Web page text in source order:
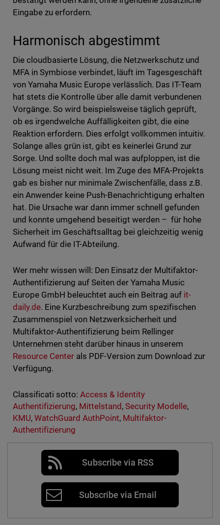
Eingabe zu erfordern.
Harmonisch abgestimmt
Die cloudbasierte Lösung, die Netzwerkschutz und
MFA in Symbiose verbindet, läuft im Tagesgeschäft
von Yamaha Music Europe verlässlich. Das IT-Team
hat stets die Kontrolle über alle damit verbundenen
Vorgänge. So wird beispielsweise täglich geprüft,
ob es irgendwelche Auffälligkeiten gibt, die eine
Reaktion erfordern. Dies erfolgt vollkommen intuitiv.
Solange alles grün ist, gibt es keinerlei Grund zur
Sorge. Und sollte doch mal was aufploppen, ist die
Lösung meist nicht weit. Im Zuge des MFA-Projekts
gab es bisher nur minimale Zwischenfälle, dass z.B.
ein Anwender keine Push-Benachrichtigung erhalten
hat. Die Ursache war dann immer schnell gefunden
und konnte umgehend beseitigt werden – für hohe
Sicherheit im Geschäftsalltag bei gleichzeitig wenig
Aufwand für die IT-Abteilung.
Wer mehr wissen will: Den Einsatz der Multifaktor-
Authentifizierung auf Seiten der Yamaha Music
Europe GmbH beleuchtet auch ein Beitrag auf it-
daily.de. Eine Kurzbeschreibung zum spezifischen
Zusammenspiel von Netzwerksicherheit und
Multifaktor-Authentifizierung beim Rellinger
Unternehmen steht darüber hinaus in unserem
Resource Centerals PDF-Version zum Download zur
Verfügung.
Classificati sotto: Access & Identity
Authentifizierung, Mittelstand ,Security Modelle,
KMU, WatchGuard AuthPoint, Multifaktor-
Authentifizierung
Subscribe via RSS
Subscribe via Email